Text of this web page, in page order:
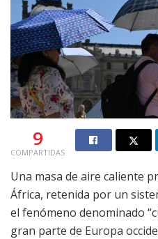
9
COMPARTIDAS
Una masa de aire caliente
África, retenida por un
el fenómeno denominado
gran parte de Europa